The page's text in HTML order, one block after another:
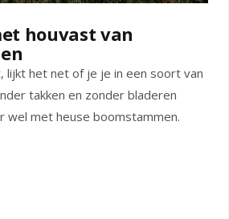
houvast van
lijkt het net of je je in een soort van
takken en zonder bladeren
wel met heuse boomstammen.